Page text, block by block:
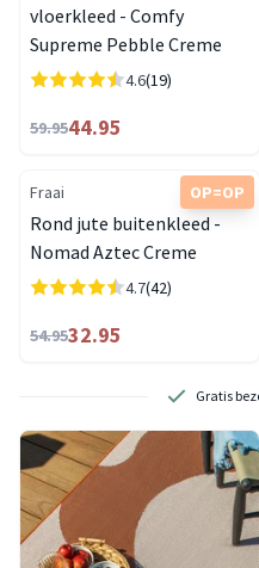
vloerkleed - Comfy
Supreme Pebble Creme
4.6(19)
59.9544.95
OP=OP
Fraai
Rond jute buitenkleed -
Nomad Aztec Creme
4.7(42)
54.9532.95
Gratis